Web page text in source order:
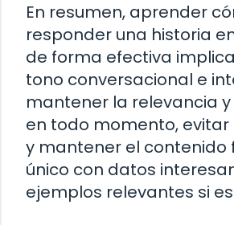
En resumen, aprender
responder una historia
de forma efectiva
tono conversacional e
mantener la relevancia
en todo momento,
y mantener el contenido
único con datos
ejemplos relevantes si